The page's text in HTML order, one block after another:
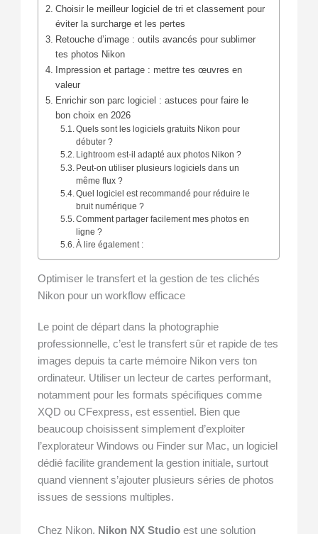
Choisir le meilleur logiciel de tri et classement pour
éviter la surcharge et les pertes
Retouche d’image : outils avancés pour sublimer
tes photos Nikon
Impression et partage : mettre tes œuvres en
valeur
Enrichir son parc logiciel : astuces pour faire le
bon choix en 2026
Quels sont les logiciels gratuits Nikon pour
débuter ?
Lightroom est-il adapté aux photos Nikon ?
Peut-on utiliser plusieurs logiciels dans un
même flux ?
Quel logiciel est recommandé pour réduire le
bruit numérique ?
Comment partager facilement mes photos en
ligne ?
À lire également :
Optimiser le transfert et la gestion de tes clichés
Nikon pour un workflow efficace
Le point de départ dans la photographie
professionnelle, c’est le transfert sûr et rapide de tes
images depuis ta carte mémoire Nikon vers ton
ordinateur. Utiliser un lecteur de cartes performant,
notamment pour les formats spécifiques comme
XQD ou CFexpress, est essentiel. Bien que
beaucoup choisissent simplement d’exploiter
l’explorateur Windows ou Finder sur Mac, un logiciel
dédié facilite grandement la gestion initiale, surtout
quand viennent s’ajouter plusieurs séries de photos
issues de sessions multiples.
Chez Nikon, Nikon NX Studio est une solution